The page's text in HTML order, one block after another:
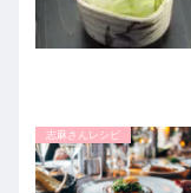
志麻さんレシピ